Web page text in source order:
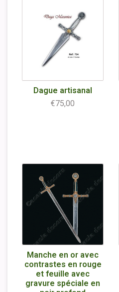
Dague artisanal
€75,00
Manche en or avec
contrastes en rouge
et feuille avec
gravure spéciale en